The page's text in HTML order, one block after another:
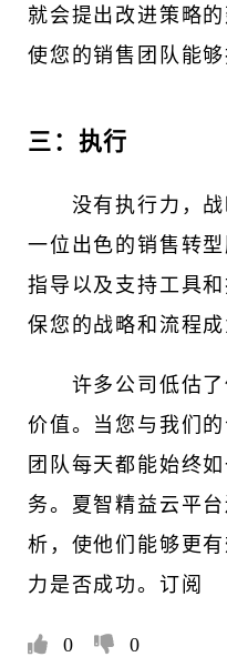
就会提出改进策略
使您的销售团队能够
三：执行
没有执行力，
一位出色的销售转
指导以及支持工具
保您的战略和流程成
许多公司低估
价值。当您与我们
团队每天都能始终
务。夏智精益云平
析，使他们能够更
力是否成功。订阅
0 0